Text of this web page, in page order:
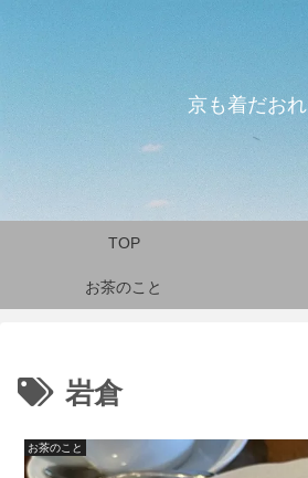
京も着だおれ
TOP
お茶のこと
岩倉
お茶のこと